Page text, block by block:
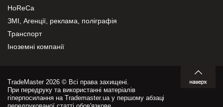
HoReCa
ЗМІ, Агенції, реклама, поліграфія
Транспорт
Іноземні компанії
TradeMaster 2026 © Всі права захищені.
При передруку та використанні матеріалів
гіперпосилання на Trademaster.ua у першому абзаці